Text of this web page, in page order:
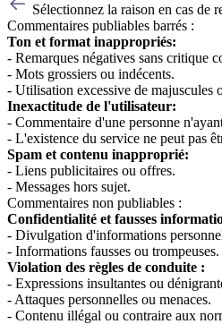
Sélectionnez la raison en cas de
Commentaires publiables barrés :
Ton et format inappropriés:
- Remarques négatives sans critique
- Mots grossiers ou indécents.
- Utilisation excessive de majuscules
Inexactitude de l'utilisateur:
- Commentaire d'une personne
- L'existence du service ne peut pas
Spam et contenu inapproprié:
- Liens publicitaires ou offres.
- Messages hors sujet.
Commentaires non publiables :
Confidentialité et fausses
- Divulgation d'informations
- Informations fausses ou trompeuses.
Violation des règles de conduite :
- Expressions insultantes ou
- Attaques personnelles ou menaces.
- Contenu illégal ou contraire aux